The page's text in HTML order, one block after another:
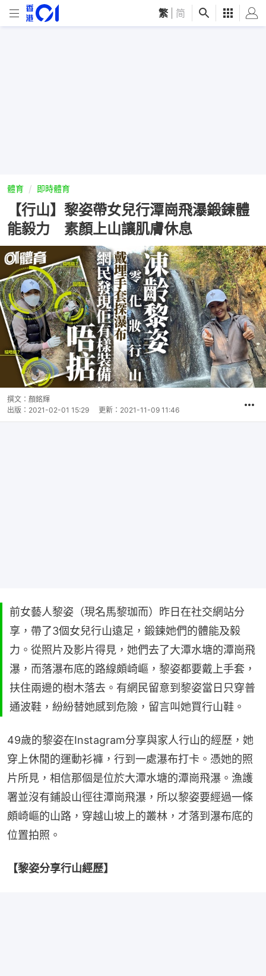
繁 简
體育 即時體育
【行山】黎姿帶女兒行潭崗飛瀑鍛鍊體
能毅力 素顏上山讓肌膚休息
撰文： 顏銘輝
出版： 2021-02-01 15:29 更新： 2021-11-09 11:46
前女藝人黎姿（現名馬黎珈而）昨日在社交網站分
享，帶了3個女兒行山遠足，鍛鍊她們的體能及毅
力。從照片及影片得見，她們去了大潭水塘的潭崗飛
瀑，而落瀑布底的路線頗崎嶇，黎姿都要戴上手套，
扶住兩邊的樹木落去。有網民留意到黎姿當日只穿普
通波鞋，紛紛替她感到危險，留言叫她買行山鞋。
49歲的黎姿在Instagram分享與家人行山的經歷，她
穿上休閒的運動衫褲，行到一處瀑布打卡。憑她的照
片所見，相信那個是位於大潭水塘的潭崗飛瀑。漁護
署並沒有鋪設山徑往潭崗飛瀑，所以黎姿要經過一條
頗崎嶇的山路，穿越山坡上的叢林，才落到瀑布底的
位置拍照。
【黎姿分享行山經歷】